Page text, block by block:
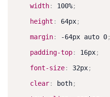
width: 100%;
height : 64px;
margin: -64px auto 0;
padding-top: 16px;
font-size: 32px;
clear: both;